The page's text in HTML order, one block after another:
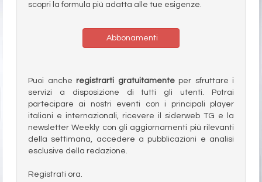
scopri la formula più adatta alle tue esigenze.
Abbonamenti
Puoi anche registrarti gratuitamenteper sfruttare i
servizi a disposizione di tutti gli utenti. Potrai
partecipare ai nostri eventi con i principali player
italiani e internazionali, ricevere il siderweb TG e la
newsletter Weekly con gli aggiornamenti più rilevanti
della settimana, accedere a pubblicazioni e analisi
esclusive della redazione.
Registrati ora.